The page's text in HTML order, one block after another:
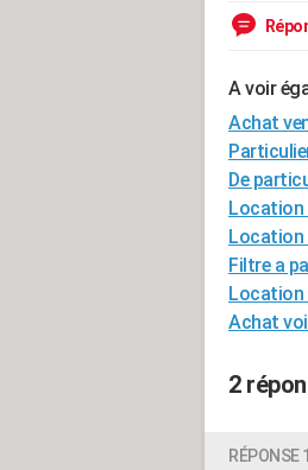
A voir
Achat
De
Location
Location
Filtre a
Location
Achat
2
RÉPONSE